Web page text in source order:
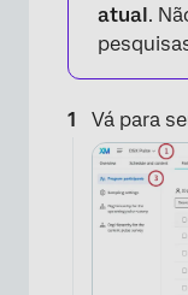
atual .
Vá para